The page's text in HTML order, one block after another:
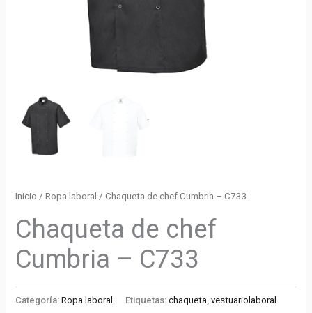
Inicio /Ropa laboral / Chaqueta de chef Cumbria – C733
Chaqueta de chef
Cumbria – C733
Categoría:Ropa laboral Etiquetas:chaqueta ,vestuariolaboral